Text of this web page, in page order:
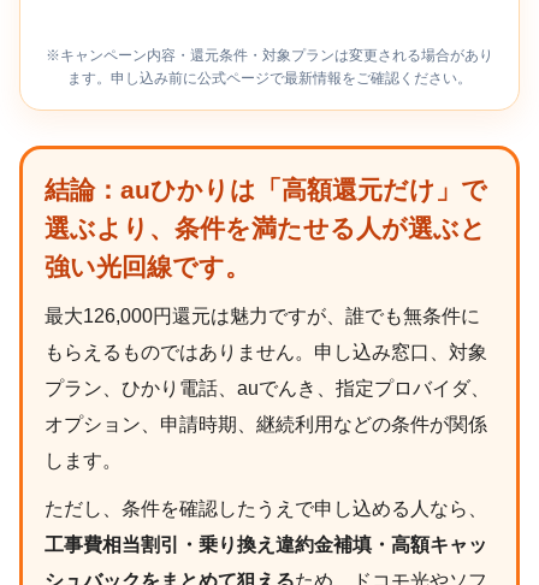
※キャンペーン内容・還元条件・対象プランは変更される場合があり
ます。申し込み前に公式ページで最新情報をご確認ください。
結論：auひかりは「高額還元だけ」で
選ぶより、条件を満たせる人が選ぶと
強い光回線です。
最大126,000円還元は魅力ですが、誰でも無条件に
もらえるものではありません。申し込み窓口、対象
プラン、ひかり電話、auでんき、指定プロバイダ、
オプション、申請時期、継続利用などの条件が関係
します。
ただし、条件を確認したうえで申し込める人なら、
工事費相当割引・乗り換え違約金補填・高額キャッ